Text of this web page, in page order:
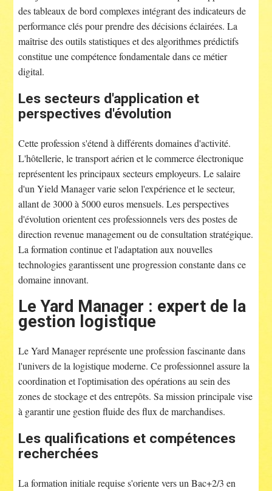
des tableaux de bord complexes intégrant des indicateurs de
performance clés pour prendre des décisions éclairées. La
maîtrise des outils statistiques et des algorithmes prédictifs
constitue une compétence fondamentale dans ce métier
digital.
Les secteurs d'application et
perspectives d'évolution
Cette profession s'étend à différents domaines d'activité.
L'hôtellerie, le transport aérien et le commerce électronique
représentent les principaux secteurs employeurs. Le salaire
d'un Yield Manager varie selon l'expérience et le secteur,
allant de 3000 à 5000 euros mensuels. Les perspectives
d'évolution orientent ces professionnels vers des postes de
direction revenue management ou de consultation stratégique.
La formation continue et l'adaptation aux nouvelles
technologies garantissent une progression constante dans ce
domaine innovant.
Le Yard Manager : expert de la
gestion logistique
Le Yard Manager représente une profession fascinante dans
l'univers de la logistique moderne. Ce professionnel assure la
coordination et l'optimisation des opérations au sein des
zones de stockage et des entrepôts. Sa mission principale vise
à garantir une gestion fluide des flux de marchandises.
Les qualifications et compétences
recherchées
La formation initiale requise s'oriente vers un Bac+2/3 en